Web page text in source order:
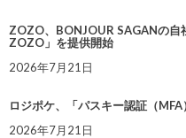
ZOZO、BONJOUR SAGANの
ZOZO」を提供開始
2026年7月21日
ロジポケ、「パスキー認証（
2026年7月21日